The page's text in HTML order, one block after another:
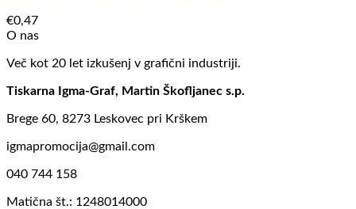
€0,47
O nas
Več kot 20 let izkušenj v grafični industriji.
Tiskarna Igma-Graf, Martin Škofljanec s.p.
Brege 60, 8273 Leskovec pri Krškem
igmapromocija@gmail.com
040 744 158
Matična št.: 1248014000